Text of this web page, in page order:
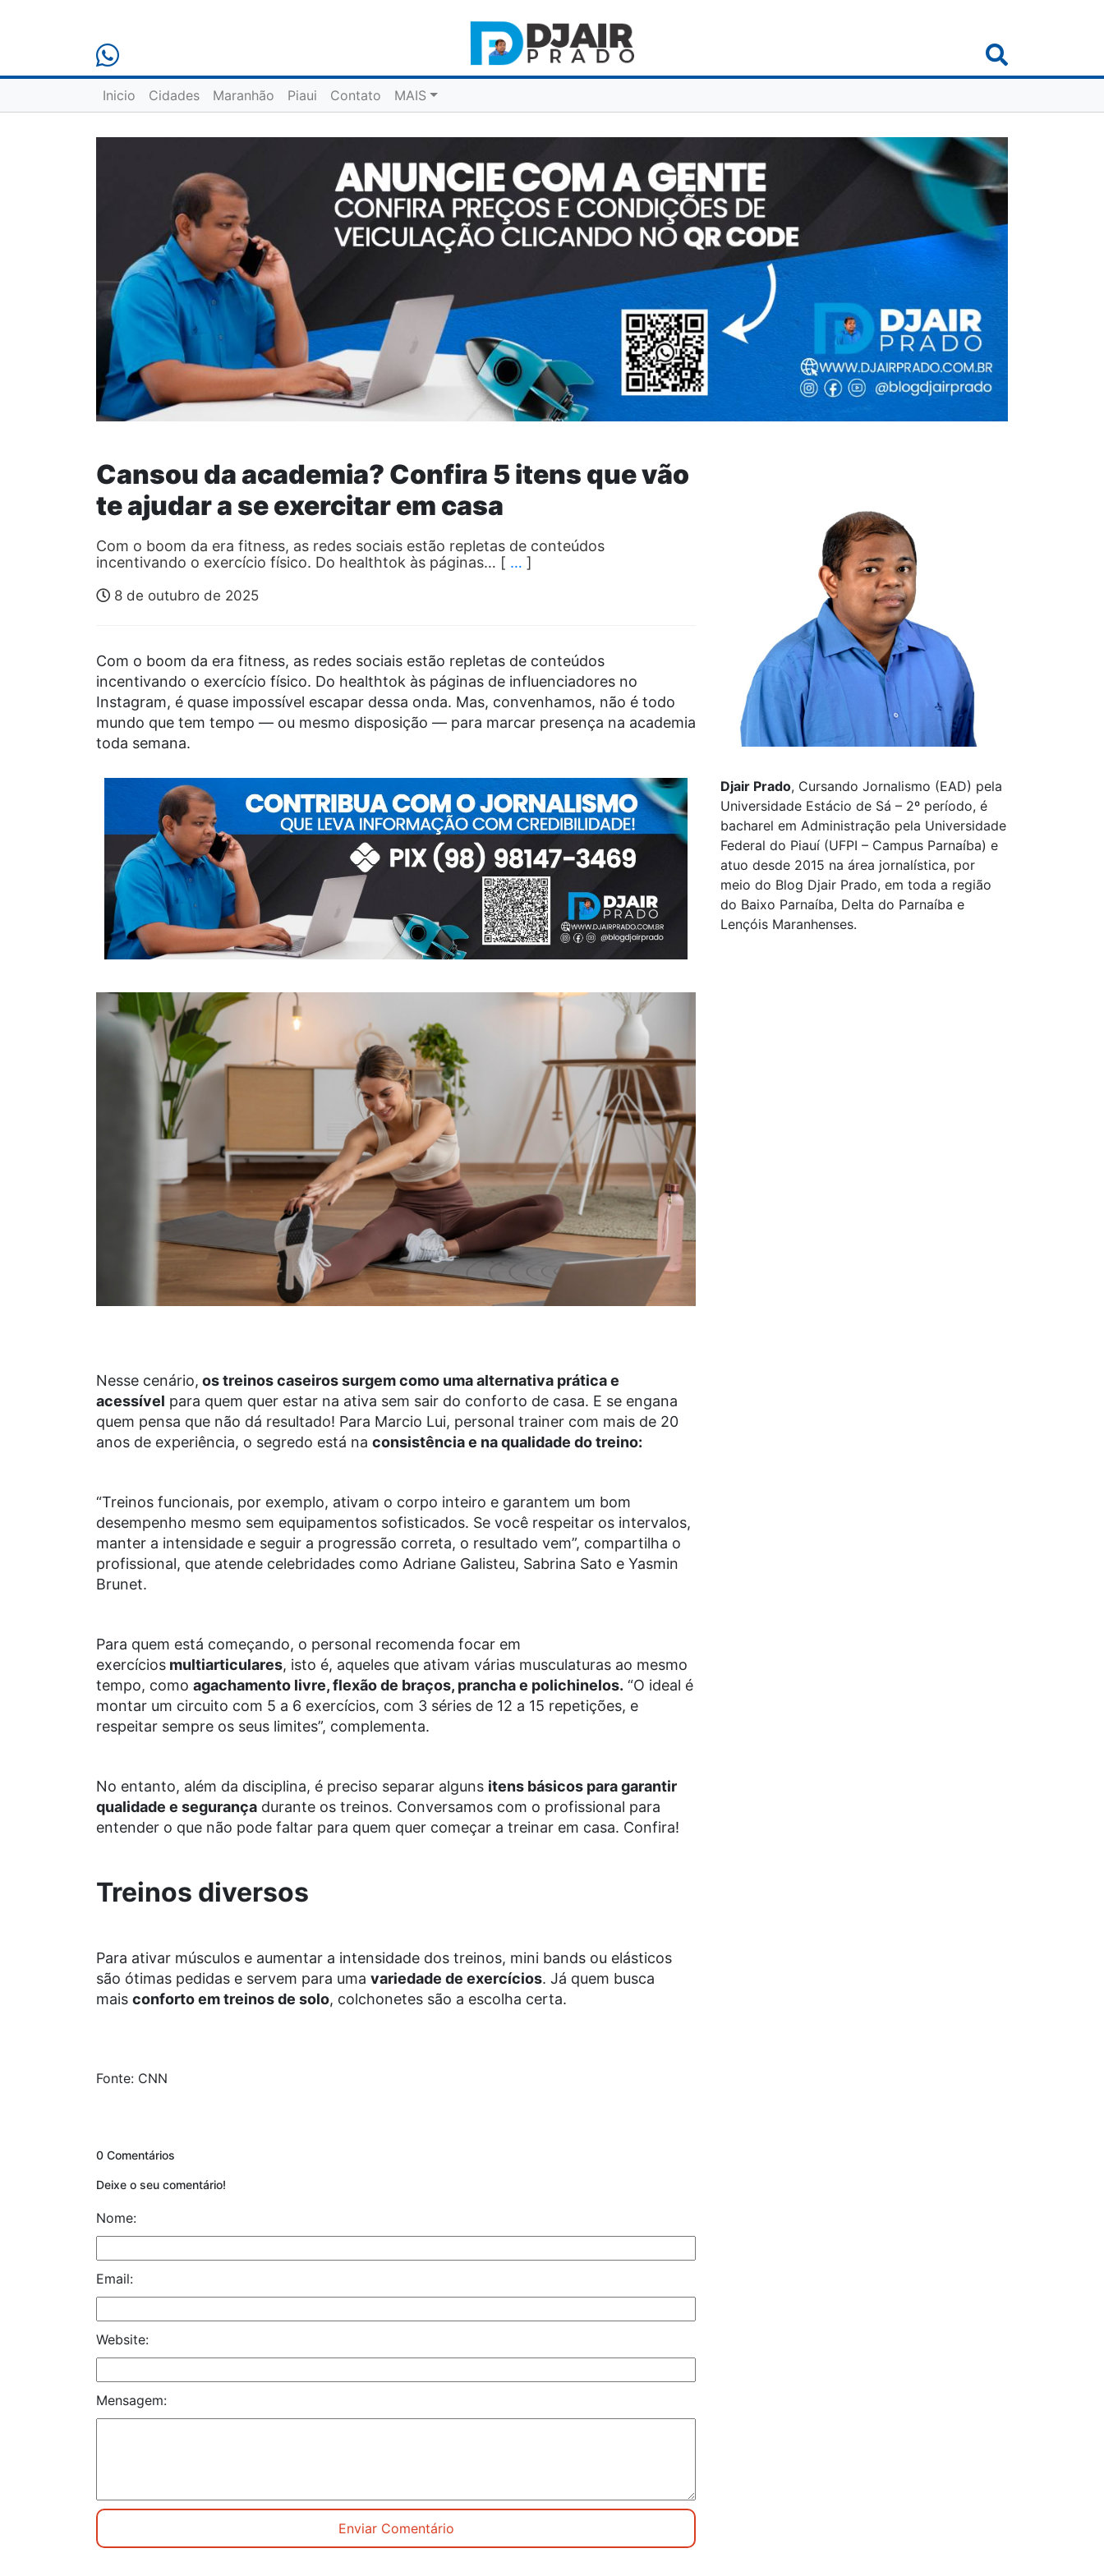
Inicio Cidades Maranhão Piaui Contato MAIS
⁠Cansou da academia? Confira 5 itens que vão
te ajudar a se exercitar em casa
Com o boom da era fitness, as redes sociais estão repletas de conteúdos
incentivando o exercício físico. Do healthtok às páginas… [ … ]
8 de outubro de 2025
Com o boom da era fitness, as redes sociais estão repletas de conteúdos
incentivando o exercício físico. Do healthtok às páginas de influenciadores no
Instagram, é quase impossível escapar dessa onda. Mas, convenhamos, não é todo
mundo que tem tempo — ou mesmo disposição — para marcar presença na academia
toda semana.
Nesse cenário, os treinos caseiros surgem como uma alternativa prática e
acessível para quem quer estar na ativa sem sair do conforto de casa. E se engana
quem pensa que não dá resultado! Para Marcio Lui, personal trainer com mais de 20
anos de experiência, o segredo está na consistência e na qualidade do treino:
“Treinos funcionais, por exemplo, ativam o corpo inteiro e garantem um bom
desempenho mesmo sem equipamentos sofisticados. Se você respeitar os intervalos,
manter a intensidade e seguir a progressão correta, o resultado vem”, compartilha o
profissional, que atende celebridades como Adriane Galisteu, Sabrina Sato e Yasmin
Brunet.
Para quem está começando, o personal recomenda focar em
exercícios multiarticulares, isto é, aqueles que ativam várias musculaturas ao mesmo
tempo, como agachamento livre, flexão de braços, prancha e polichinelos. “O ideal é
montar um circuito com 5 a 6 exercícios, com 3 séries de 12 a 15 repetições, e
respeitar sempre os seus limites”, complementa.
No entanto, além da disciplina, é preciso separar alguns itens básicos para garantir
qualidade e segurança durante os treinos. Conversamos com o profissional para
entender o que não pode faltar para quem quer começar a treinar em casa. Confira!
Treinos diversos
Para ativar músculos e aumentar a intensidade dos treinos, mini bands ou elásticos
são ótimas pedidas e servem para uma variedade de exercícios. Já quem busca
mais conforto em treinos de solo, colchonetes são a escolha certa.
Fonte: CNN
0 Comentários
Deixe o seu comentário!
Nome:
Email:
Website:
Mensagem:
Djair Prado, Cursando Jornalismo (EAD) pela
Universidade Estácio de Sá – 2º período, é
bacharel em Administração pela Universidade
Federal do Piauí (UFPI – Campus Parnaíba) e
atuo desde 2015 na área jornalística, por
meio do Blog Djair Prado, em toda a região
do Baixo Parnaíba, Delta do Parnaíba e
Lençóis Maranhenses.